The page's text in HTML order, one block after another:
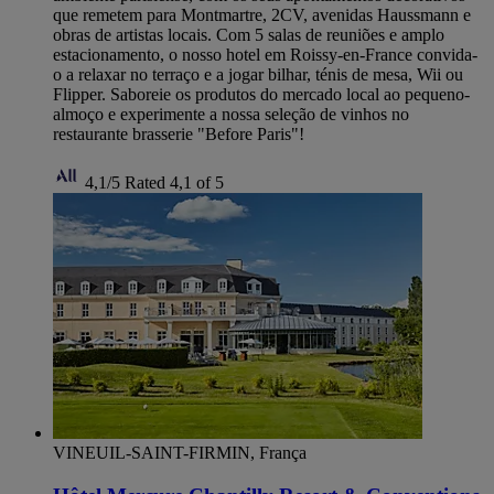
que remetem para Montmartre, 2CV, avenidas Haussmann e
obras de artistas locais. Com 5 salas de reuniões e amplo
estacionamento, o nosso hotel em Roissy-en-France convida-
o a relaxar no terraço e a jogar bilhar, ténis de mesa, Wii ou
Flipper. Saboreie os produtos do mercado local ao pequeno-
almoço e experimente a nossa seleção de vinhos no
restaurante brasserie "Before Paris"!
4,1/5 Rated 4,1 of 5
VINEUIL-SAINT-FIRMIN, França